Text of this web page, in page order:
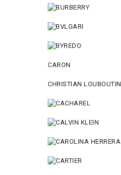
CARON
CHRISTIAN LOUBOUTIN